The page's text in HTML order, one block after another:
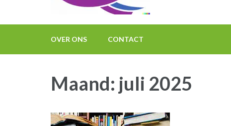
OVER ONS CONTACT
Maand: juli 2025